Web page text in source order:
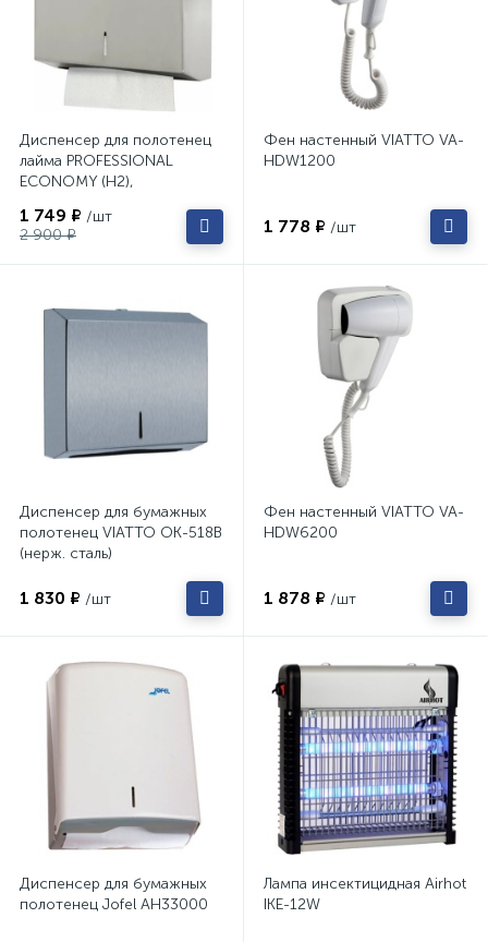
Диспенсер для полотенец
лайма PROFESSIONAL
ECONOMY (H2),
матовый, 605050
1 749 ₽ /шт
2 900 ₽
Фен настенный VIATTO VA-
HDW1200
1 778 ₽ /шт
Диспенсер для бумажных
полотенец VIATTO OK-518B
(нерж. сталь)
1 830 ₽ /шт
Фен настенный VIATTO VA-
HDW6200
1 878 ₽ /шт
Диспенсер для бумажных
полотенец Jofel AH33000
Лампа инсектицидная Airhot
IKE-12W